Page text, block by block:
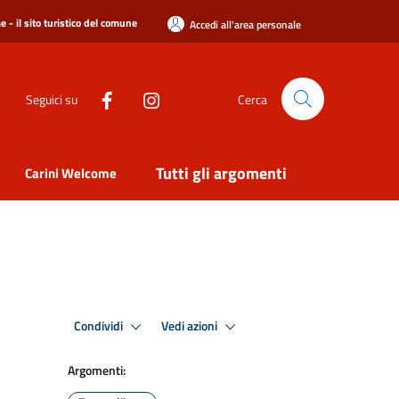
- il sito turistico del comune Accedi all'area personale
Seguici su Cerca
Carini Welcome Tutti gli argomenti
Condividi Vedi azioni
Argomenti: